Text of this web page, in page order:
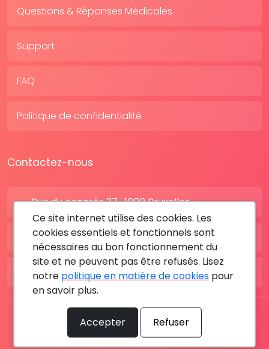
Questions & Réponses Médicales
Support
FAQ
Politique de confidentialité
Contactez-nous
Rue du congrès 37 , 1000 Bruxelles
BE: +32 28080227
FR: +33 183642895
Tous les droits sont réservés © 2026 RDV MÉDICAL By
MediaSatCom
Ce site internet utilise des cookies. Les
cookies essentiels et fonctionnels sont
nécessaires au bon fonctionnement du
site et ne peuvent pas être refusés. Lisez
notre politique en matière de cookies pour
en savoir plus.
Accepter Refuser